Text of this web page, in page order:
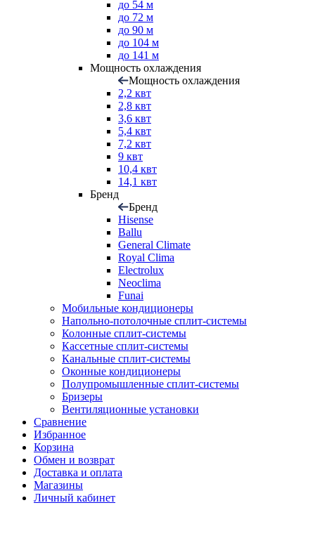
до 54 м
до 72 м
до 90 м
до 104 м
до 141 м
Мощность охлаждения
Мощность охлаждения
2,2 квт
2,8 квт
3,6 квт
5,4 квт
7,2 квт
9 квт
10,4 квт
14,1 квт
Бренд
Бренд
Hisense
Ballu
General Climate
Royal Clima
Electrolux
Neoclima
Funai
Мобильные кондиционеры
Напольно-потолоч​ные ​сплит-системы
Колонные ​​сплит-системы
Кассетные сплит-системы
Канальные сплит-системы
Оконные кондиционеры
Полупромышленные сплит-системы
Бризеры
Вентиляционные установки
Сравнение
Избранное
Корзина
Обмен и возврат
Доставка и оплата
Магазины
Личный кабинет